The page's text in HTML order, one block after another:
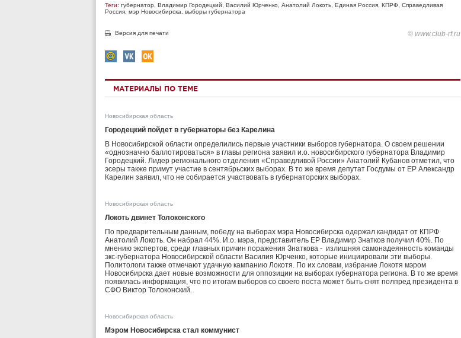
Теги: губернатор Владимир Городецкий Василий Юрченко Анатолий Локоть Единая Россия КПРФ
Справедливая
Россия мэр Новосибирска выборы губернатора
Версия для печати © www.club-rf.ru
МАТЕРИАЛЫ ПО ТЕМЕ
Новосибирская область
Городецкий пойдет в губернаторы без Карелина
В Новосибирской области определились первые участники выборов губернатора. О своем решении
«однозначно баллотироваться» в главы региона заявил и.о. новосибирского губернатора Владимир
Городецкий. Лидер регионального отделения «Справедливой России» Анатолий Кубанов отметил, что
эсеры также примут участие в сентябрьских выборах. В то же время депутат Госдумы от ЕР Александр
Карелин заявил, что не собирается участвовать в губернаторских выборах.
Новосибирская область
Локоть двинет Толоконского
По предварительным данным, победу на выборах мэра Новосибирска одержал кандидат от КПРФ
Анатолий Локоть. Он набрал 44%. И.о. мэра, представитель ЕР Владимир Знатков получил 40%. По
мнению экспертов, среди главных причин поражения Знаткова - излишняя самонадеянность команды
экс-губернатора Новосибирской области Василия Юрченко, которые инициировали эти выборы.
Политологи также отмечают удачную кампанию Локотя. По их словам, избрание Локотя мэром
Новосибирска дает новые возможности для оппозиции на выборах губернатора региона. В то же время
появилась информация, что по итогам выборов со своего поста может быть снят полпред президента в
СФО Виктор Толоконский.
Новосибирская область
Мэром Новосибирска стал коммунист